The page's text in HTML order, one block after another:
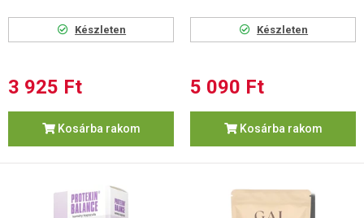
Készleten
3 925 Ft
Kosárba rakom
Készleten
5 090 Ft
Kosárba rakom